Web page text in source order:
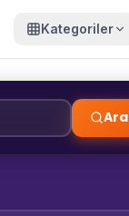
Kategoriler
Ara